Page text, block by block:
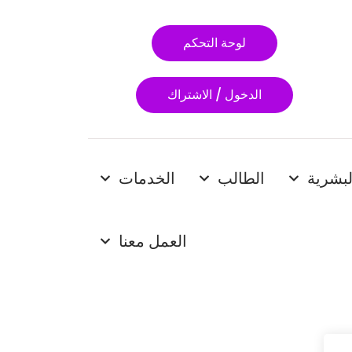
لوحة التحكم
الدخول / الاشتراك
الطالب الخدمات
العمل معنا